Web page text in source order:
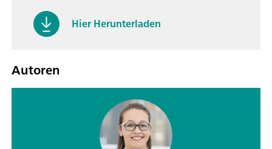
Hier Herunterladen
Autoren